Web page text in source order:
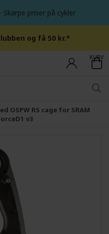
- Skarpe priser på cykler
og få 50 kr.*
KURV
OSPW RS cage for SRAM
v3